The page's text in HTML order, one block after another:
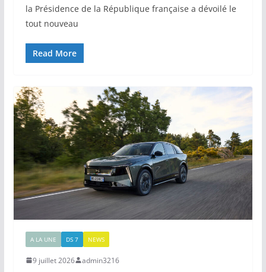
la Présidence de la République française a dévoilé le
tout nouveau
Read More
A LA UNE DS 7 NEWS
9 juillet 2026 admin3216